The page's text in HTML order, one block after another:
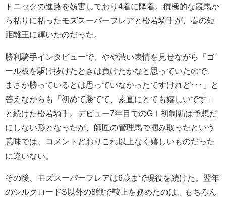
トニックの進路を妨害しており4着に降着。積極的な競馬か
ら粘りに粘ったモズスーパーフレアと松若騎手が、春の短
距離王に輝いたのだった。
勝利騎手インタビューで、やや渋い表情を見せながら「ゴ
ール板を駆け抜けたときは負けたかなと思っていたので、
まさか勝っているとは思っていなかったですけれど･･･」と
答えながらも「初めて勝てて、素直にとても嬉しいです」
と続けた松若騎手。デビュー7年目でのGⅠ初制覇は予想だ
にしない形となったが、師匠の管理馬で掴み取ったという
意味では、コメントどおりこれ以上なく嬉しいものだった
に違いない。
その後、モズスーパーフレアは6歳まで現役を続けた。翌年
のシルクロードS以外の8戦で鞍上を務めたのは、もちろん